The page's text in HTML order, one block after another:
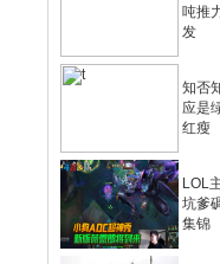
吨推
发
知否
应是
红瘦
LOL
坑爹
集锦